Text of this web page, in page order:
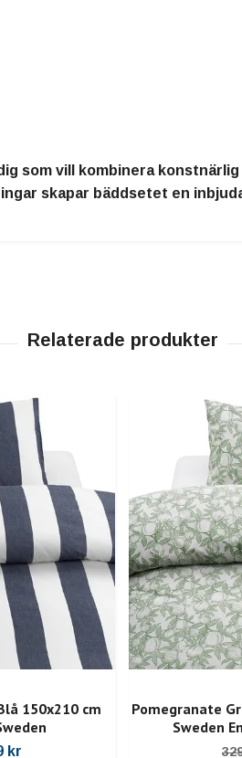
som vill kombinera
skapar bäddsetet en
150x210 cm
kr
Pomegranate
Sweden